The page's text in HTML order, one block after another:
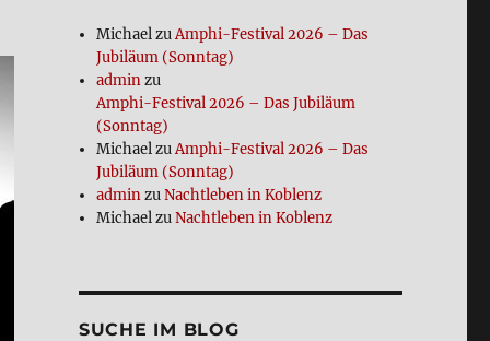
MichaelzuAmphi-Festi­val 2026 – Das
Jubi­lä­um (Sonn­tag)
adminzu
Amphi-Festi­val 2026 – Das Jubi­lä­um
(Sonn­tag)
MichaelzuAmphi-Festi­val 2026 – Das
Jubi­lä­um (Sonn­tag)
adminzuNacht­le­ben in Koblenz
MichaelzuNacht­le­ben in Koblenz
SUCHE IM BLOG